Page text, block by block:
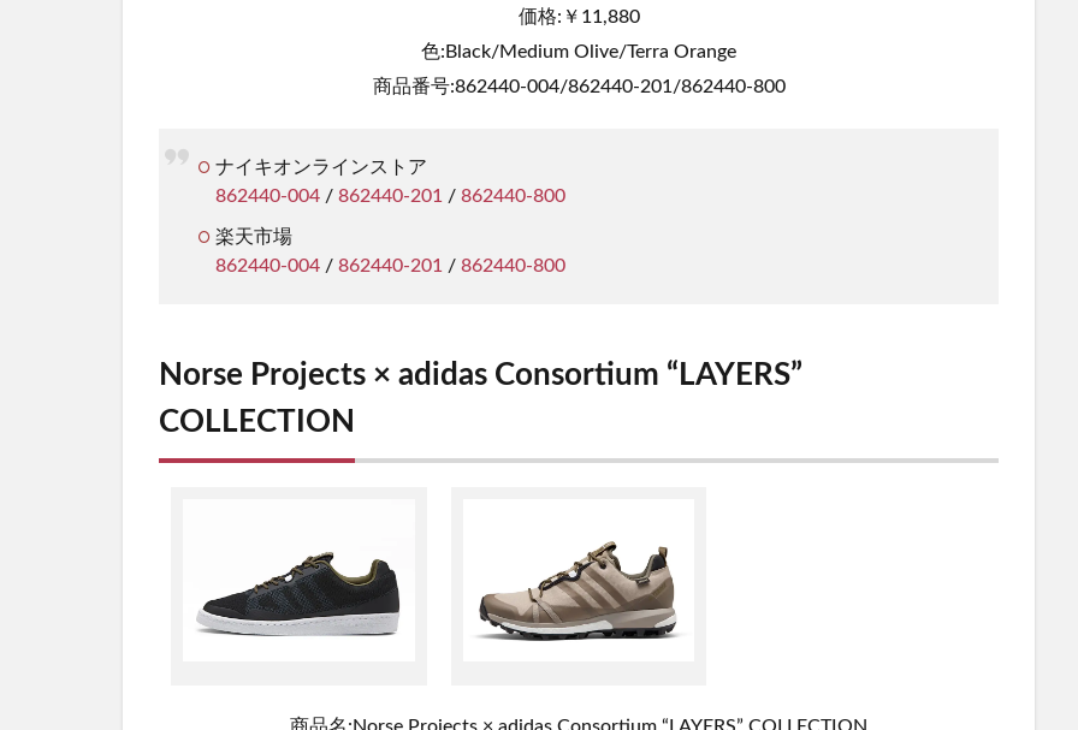
価格:￥11,880
色:Black/Medium Olive/Terra Orange
商品番号:862440-004/862440-201/862440-800
ナイキオンラインストア
862440-004 / 862440-201 / 862440-800
楽天市場
862440-004 / 862440-201 / 862440-800
Norse Projects × adidas Consortium “LAYERS”
COLLECTION